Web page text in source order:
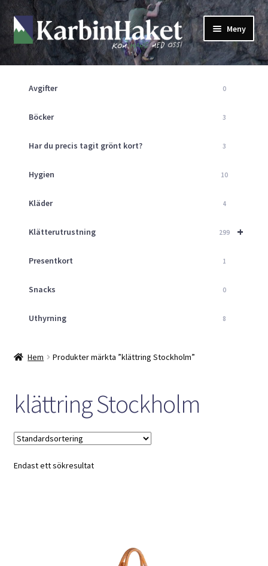
Hoppa
till
navigering
Hoppa
till
innehåll
Meny
Shop
Returpolicy
Mitt Konto
Kurser
Klätterväggen
Aktuellt
Avgifter 0
Böcker 3
Har du precis tagit grönt kort? 3
Hygien 10
Kläder 4
+
Klätterutrustning 299
Presentkort 1
Snacks 0
Uthyrning 8
Hem Produkter märkta ”klättring Stockholm”
klättring Stockholm
Endast ett sökresultat